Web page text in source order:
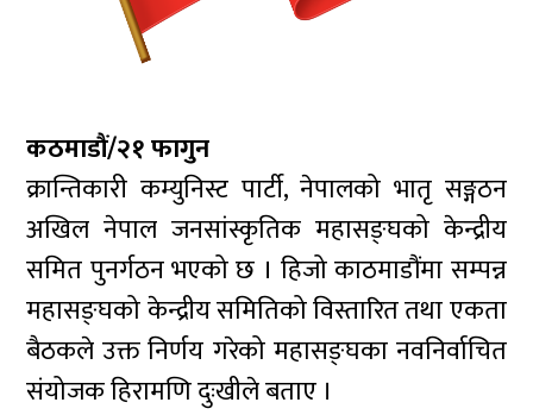
कठमाडौं/२१ फागुन
क्रान्तिकारी कम्युनिस्ट पार्टी, नेपालको भातृ सङ्गठन
अखिल नेपाल जनसांस्कृतिक महासङ्घको केन्द्रीय
समित पुनर्गठन भएको छ । हिजो काठमाडौंमा सम्पन्न
महासङ्घको केन्द्रीय समितिको विस्तारित तथा एकता
बैठकले उक्त निर्णय गरेको महासङ्घका नवनिर्वाचित
संयोजक हिरामणि दुःखीले बताए ।